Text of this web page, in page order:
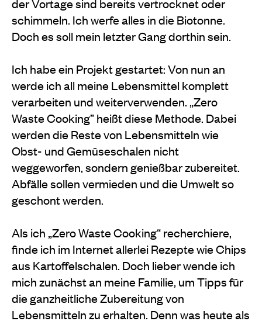
schimmeln. Ich werfe alles in die Biotonne.
Doch es soll mein letzter Gang dorthin sein.
Ich habe ein Projekt gestartet: Von nun an
werde ich all meine Lebensmittel komplett
verarbeiten und weiterverwenden. „Zero
Waste Cooking” heißt diese Methode. Dabei
werden die Reste von Lebensmitteln wie
Obst- und Gemüseschalen nicht
weggeworfen, sondern genießbar zubereitet.
Abfälle sollen vermieden und die Umwelt so
geschont werden.
Als ich „Zero Waste Cooking“ recherchiere,
finde ich im Internet allerlei Rezepte wie Chips
aus Kartoffelschalen. Doch lieber wende ich
mich zunächst an meine Familie, um Tipps für
die ganzheitliche Zubereitung von
Lebensmitteln zu erhalten. Denn was heute als